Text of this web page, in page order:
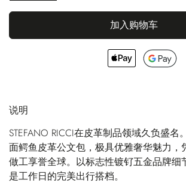
加入购物车
说明
STEFANO RICCI在皮革制品领域久负盛名
面鳄鱼皮革公文包，极具优雅奢华魅力，
做工享誉全球。以标志性镀钌五金品牌细
是工作日的完美出行搭档。